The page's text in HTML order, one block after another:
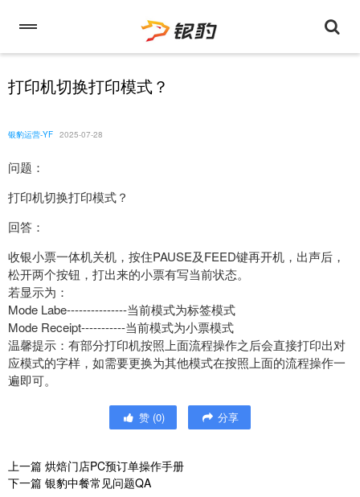
打印机切换打印模式？
银豹运营-YF 2025-07-28
问题：
打印机切换打印模式？
回答：
收银小票一体机关机，按住PAUSE及FEED键再开机，出声后，
松开两个按钮，打出来的小票有写当前状态。
若显示为：
Mode Labe---------------当前模式为标签模式
Mode Receipt-----------当前模式为小票模式
温馨提示：有部分打印机按照上面流程操作之后会直接打印出对
应模式的字样，如需要更换为其他模式在按照上面的流程操作一
遍即可。
赞 (0) 分享
上一篇 烘焙门店PC预订单操作手册
下一篇 银豹中餐常见问题QA